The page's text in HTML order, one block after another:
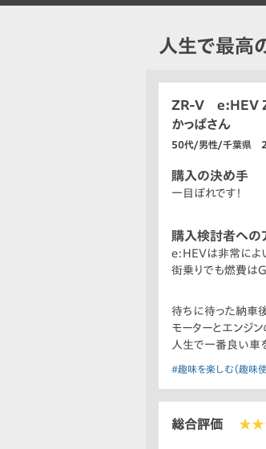
人生で最高
ZR-V e:HEV
かっぱさん
50代/男性/千葉県
購入の決め手
一目ぼれです！
購入検討者への
e:HEVは非常によ
街乗りでも燃費は
待ちに待った納車
モーターとエンジン
人生で一番良い車
#趣味を楽しむ（趣味使
総合評価